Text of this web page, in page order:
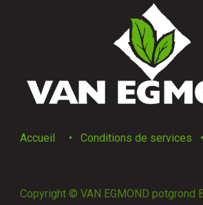
Accueil • Conditions de services •
Copyright © VAN EGMOND potgrond